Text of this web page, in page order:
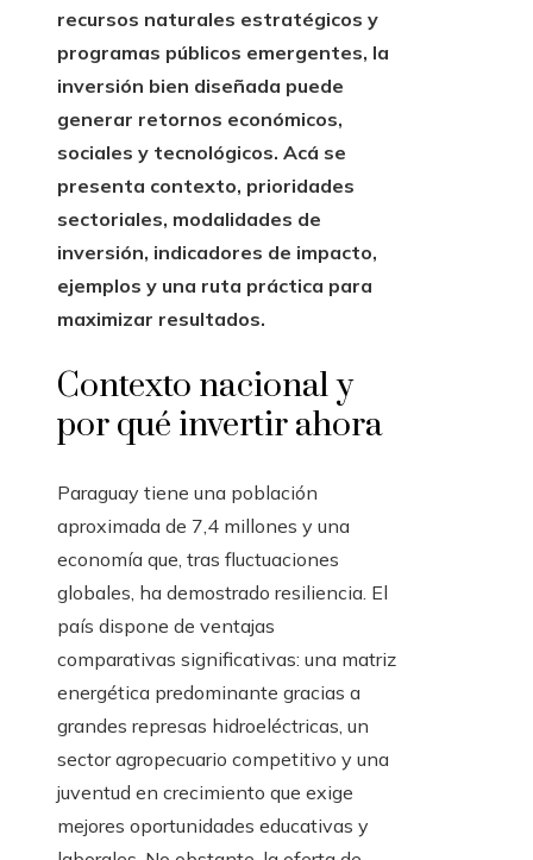
recursos naturales estratégicos y
programas públicos emergentes, la
inversión bien diseñada puede
generar retornos económicos,
sociales y tecnológicos. Acá se
presenta contexto, prioridades
sectoriales, modalidades de
inversión, indicadores de impacto,
ejemplos y una ruta práctica para
maximizar resultados.
Contexto nacional y
por qué invertir ahora
Paraguay tiene una población
aproximada de 7,4 millones y una
economía que, tras fluctuaciones
globales, ha demostrado resiliencia. El
país dispone de ventajas
comparativas significativas: una matriz
energética predominante gracias a
grandes represas hidroeléctricas, un
sector agropecuario competitivo y una
juventud en crecimiento que exige
mejores oportunidades educativas y